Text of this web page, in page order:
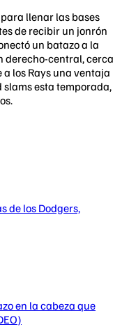
llenar las bases
de recibir un jonrón
un batazo a la
derecho-central, cerca
a los Rays una ventaja
esta temporada,
de los Dodgers,
en la cabeza que